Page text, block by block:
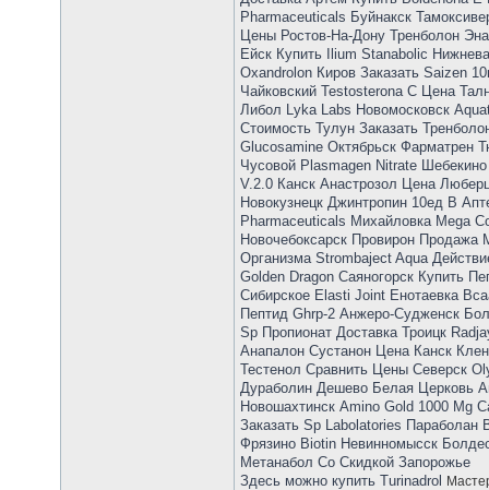
Pharmaceuticals Буйнакск
Цены Ростов-На-Дону Тренболон
Ейск Купить Ilium Stanabolic
Oxandrolon Киров Заказать Saizen
Чайковский Testosterona C Цена
Либол Lyka Labs Новомосковск
Стоимость Тулун Заказать
Glucosamine Октябрьск Фарматрен
Чусовой Plasmagen Nitrate
V.2.0 Канск Анастрозол Цена
Новокузнецк Джинтропин 10ед В
Pharmaceuticals Михайловка Mega
Новочебоксарск Провирон
Организма Strombaject Aqua
Golden Dragon Саяногорск Купить
Сибирское Elasti Joint Енотаевка
Пептид Ghrp-2 Анжеро-Судженск
Sp Пропионат Доставка Троицк
Анапалон Сустанон Цена Канск
Тестенол Сравнить Цены Северск
Дураболин Дешево Белая Церковь
Новошахтинск Amino Gold 1000 Mg
Заказать Sp Labolatories
Фрязино Biotin Невинномысск
Метанабол Со Скидкой Запорожье
Здесь можно купить Turinadrol